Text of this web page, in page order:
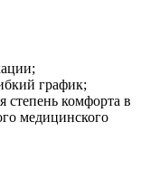
график;
степень комфорта в
медицинского